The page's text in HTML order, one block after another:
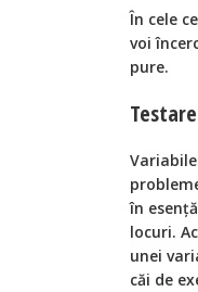
În cele
voi
pure.
în
locuri.
unei
căi de